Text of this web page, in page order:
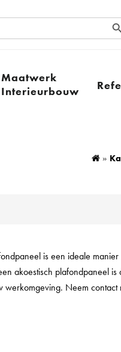
Search
Maatwerk
Interieurbouw
»
is een ideale
akoestisch plafondpaneel
werkomgeving. Neem